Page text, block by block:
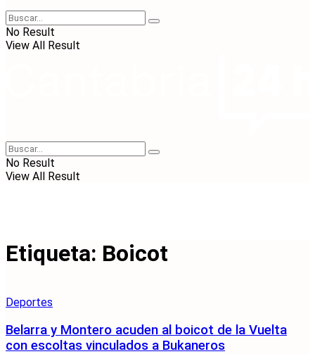
No Result
View All Result
No Result
View All Result
Etiqueta: Boicot
Deportes
Belarra y Montero acuden al boicot de la Vuelta
con escoltas vinculados a Bukaneros